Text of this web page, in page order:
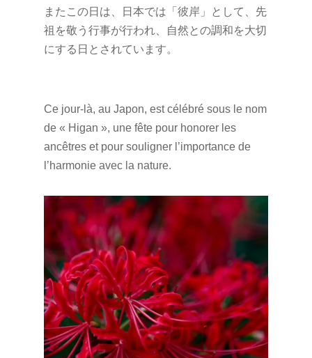
またこの日は、日本では「彼岸」として、先
祖を敬う行事が行われ、自然との調和を大切
にする日とされています。
Ce jour-là, au Japon, est célébré sous le nom
de « Higan », une fête pour honorer les
ancêtres et pour souligner l’importance de
l’harmonie avec la nature.